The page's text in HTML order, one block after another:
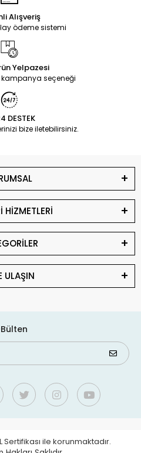
Alışveriş
ödeme sistemi
Yelpazesi
kampanya seçeneği
DESTEK
bize iletebilirsiniz.
HİZMETLERİ
ULAŞIN
Sertifikası ile korunmaktadır.